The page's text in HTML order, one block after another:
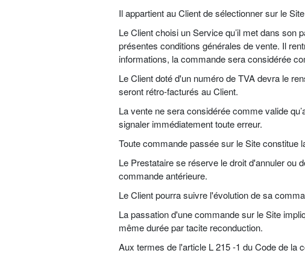
Il appartient au Client de sélectionner sur le
Le Client choisi un Service qu’il met dans son
présentes conditions générales de vente. Il
informations, la commande sera considérée
Le Client doté d'un numéro de TVA devra le
seront rétro‑facturés au Client.
La vente ne sera considérée comme valide
signaler immédiatement toute erreur.
Toute commande passée sur le Site constitue
Le Prestataire se réserve le droit d'annuler ou
commande antérieure.
Le Client pourra suivre l'évolution de sa
La passation d'une commande sur le Site
même durée par tacite reconduction.
Aux termes de l'article L 215 -1 du Code de la